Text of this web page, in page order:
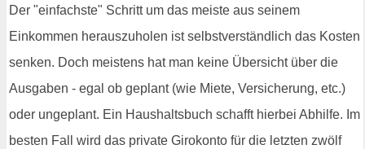
Der "einfachste" Schritt um das meiste aus seinem
Einkommen herauszuholen ist selbstverständlich das Kosten
senken. Doch meistens hat man keine Übersicht über die
Ausgaben - egal ob geplant (wie Miete, Versicherung, etc.)
oder ungeplant. Ein Haushaltsbuch schafft hierbei Abhilfe. Im
besten Fall wird das private Girokonto für die letzten zwölf